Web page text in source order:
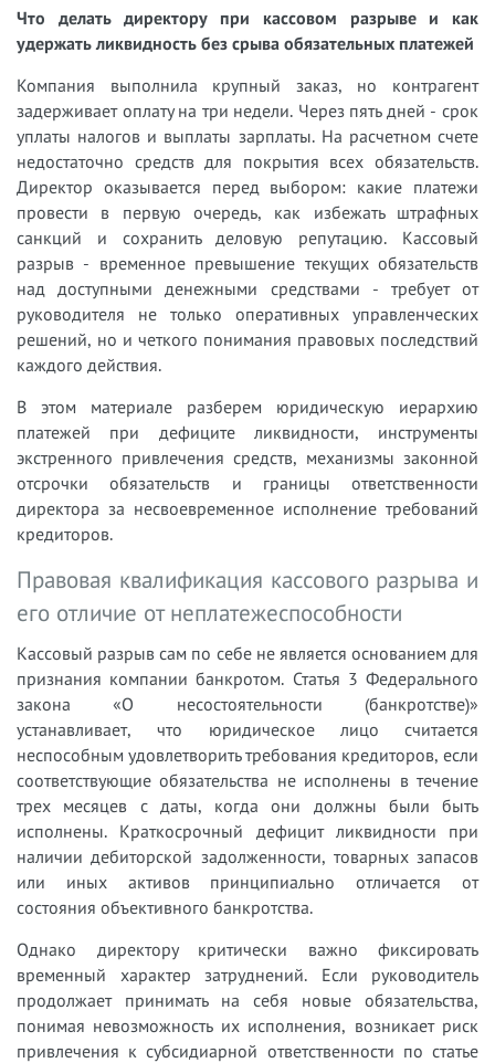
Что делать директору при кассовом разрыве и как
удержать ликвидность без срыва обязательных платежей
Компания выполнила крупный заказ, но контрагент
задерживает оплату на три недели. Через пять дней - срок
уплаты налогов и выплаты зарплаты. На расчетном счете
недостаточно средств для покрытия всех обязательств.
Директор оказывается перед выбором: какие платежи
провести в первую очередь, как избежать штрафных
санкций и сохранить деловую репутацию. Кассовый
разрыв - временное превышение текущих обязательств
над доступными денежными средствами - требует от
руководителя не только оперативных управленческих
решений, но и четкого понимания правовых последствий
каждого действия.
В этом материале разберем юридическую иерархию
платежей при дефиците ликвидности, инструменты
экстренного привлечения средств, механизмы законной
отсрочки обязательств и границы ответственности
директора за несвоевременное исполнение требований
кредиторов.
Правовая квалификация кассового разрыва и
его отличие от неплатежеспособности
Кассовый разрыв сам по себе не является основанием для
признания компании банкротом. Статья 3 Федерального
закона «О несостоятельности (банкротстве)»
устанавливает, что юридическое лицо считается
неспособным удовлетворить требования кредиторов, если
соответствующие обязательства не исполнены в течение
трех месяцев с даты, когда они должны были быть
исполнены. Краткосрочный дефицит ликвидности при
наличии дебиторской задолженности, товарных запасов
или иных активов принципиально отличается от
состояния объективного банкротства.
Однако директору критически важно фиксировать
временный характер затруднений. Если руководитель
продолжает принимать на себя новые обязательства,
понимая невозможность их исполнения, возникает риск
привлечения к субсидиарной ответственности по статье